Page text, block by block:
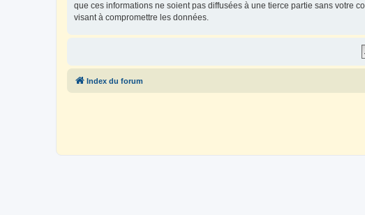
que ces informations ne soient pas diffusées à une tierce partie sans votre
visant à compromettre les données.
Index du forum